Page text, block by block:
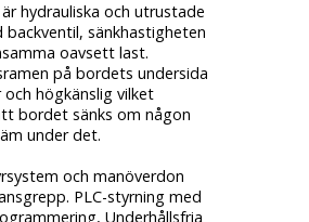
hydrauliska och utrustade
backventil, sänkhastigheten
oavsett last.
på bordets undersida
högkänslig vilket
bordet sänks om någon
under det.
och manöverdon
PLC-styrning med
Underhållsfria